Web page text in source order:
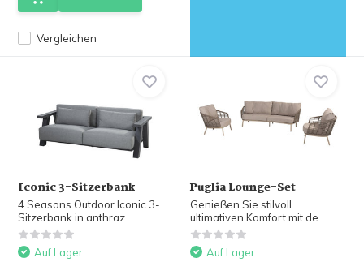
Vergleichen
Iconic 3-Sitzerbank
4 Seasons Outdoor Iconic 3-
Sitzerbank in anthraz...
Auf Lager
Puglia Lounge-Set
Genießen Sie stilvoll
ultimativen Komfort mit de...
Auf Lager